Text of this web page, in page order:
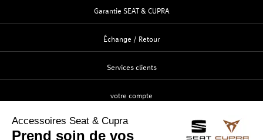
Garantie SEAT & CUPRA
Échange / Retour
Services clients
votre compte
Création